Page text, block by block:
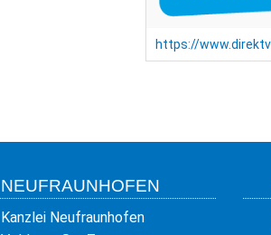
https://
NEUFRAUNHOFEN
Kanzlei Neufraunhofen